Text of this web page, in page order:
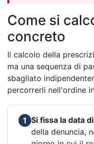
Come si
concreto
Il calcolo della
ma una sequenza di
sbagliato
percorrerli nell'ordine
1 Si fissa la data
della denuncia,